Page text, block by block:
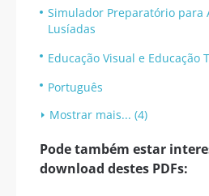
Simulador Preparatório para
Lusíadas
Educação Visual e Educação
Português
Mostrar mais... (4)
Pode também estar
download destes PDFs: